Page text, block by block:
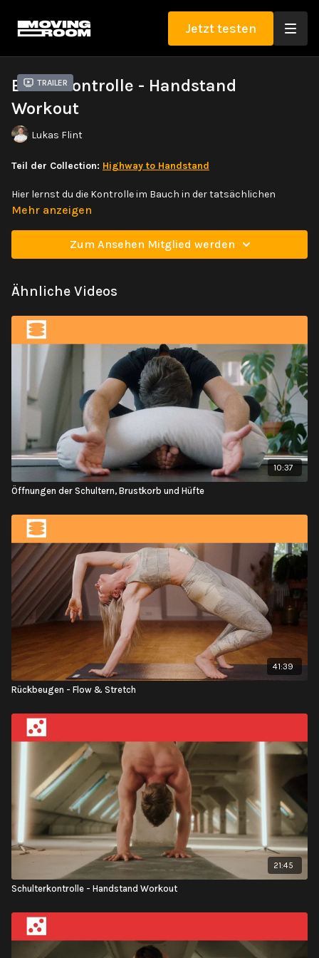
Jetzt testen
Trailer
Bauchkontrolle - Handstand
Workout
Lukas Flint
Teil der Collection: Highway to Handstand
Hier lernst du die Kontrolle im Bauch in der tatsächlichen
Kopfüberposition. Du probierst möglichst lange von der Wand
Mehr anzeigen
Zum Ansehen Mitglied werden
Ähnliche Videos
10:37
Öffnungen der Schultern, Brustkorb und Hüfte
41:39
Rückbeugen - Flow & Stretch
21:45
Schulterkontrolle - Handstand Workout